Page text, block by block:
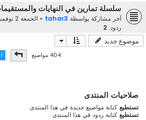
سلسلة تمارين في النهايات
آخر مشاركة بواسطة tahar3
« الجمعة 2 نوفمبر 2018 22:36
ردود: 2
موضوع جديد
404 مواضيع صفحة1 من17
صلاحيات المنتدى
تستطيعكتابة مواضيع جديدة في هذا المنتدى
تستطيعكتابة ردود في هذا المنتدى